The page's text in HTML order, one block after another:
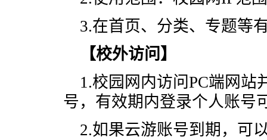
3.在首页、分类、专题等
【校外访问】
1.校园网内访问PC端网站
号，有效期内登录个人账号
2.如果云游账号到期，可